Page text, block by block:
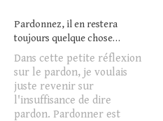
Pardonnez, il en restera
toujours quelque chose…
Dans cette petite réflexion
sur le pardon, je voulais
juste revenir sur
l'insuffisance de dire
pardon. Pardonner est